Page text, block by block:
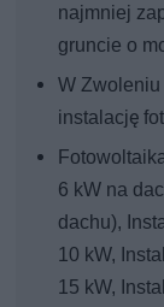
najmniej
gruncie o
W Zwoleniu
instalację
6 kW na
dachu),
10 kW,
15 kW,